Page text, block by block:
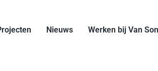
Nieuws Werken bij Van Son